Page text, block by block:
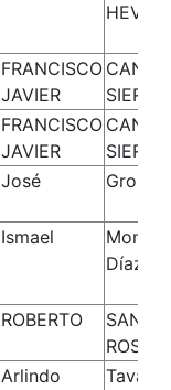
FRANCISCO
JAVIER
SIERRA
FRANCISCO
JAVIER
SIERRA
José Grosso
Ismael
Díaz
ROBERTO
Arlindo